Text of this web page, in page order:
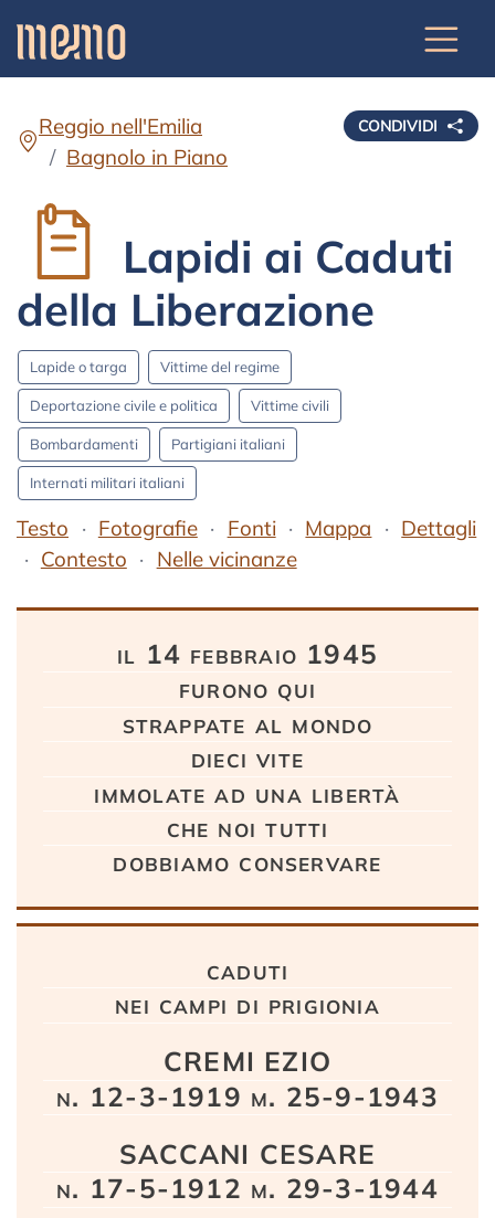
CONDIVIDI
Reggio nell'Emilia
Bagnolo in Piano
Lapidi ai Caduti
della Liberazione
Lapide o targa Vittime del regime
Deportazione civile e politica Vittime civili
Bombardamenti Partigiani italiani
Internati militari italiani
Testo Fotografie Fonti Mappa
Dettagli
Contesto
Nelle vicinanze
il 14 febbraio 1945
furono qui
strappate al mondo
dieci vite
immolate ad una libertà
che noi tutti
dobbiamo conservare
caduti
nei campi di prigionia
CREMI EZIO
n. 12-3-1919 m. 25-9-1943
SACCANI CESARE
n. 17-5-1912 m. 29-3-1944